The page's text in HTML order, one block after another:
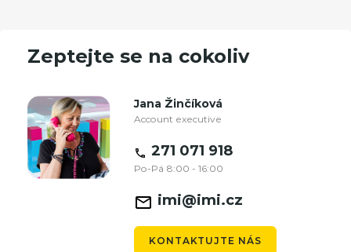
Zeptejte se na cokoliv
Jana Žinčíková
Account executive
271 071 918
Po-Pá 8:00 - 16:00
imi@imi.cz
KONTAKTUJTE NÁS